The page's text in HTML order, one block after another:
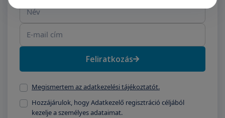
Feliratkozás
Megismertem az adatkezelési tájékoztatót.
Hozzájárulok, hogy Adatkezelő regisztráció céljából
kezelje a személyes adataimat.